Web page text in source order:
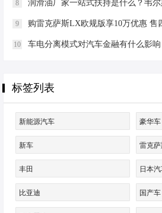
8 润滑油厂家一站式扶持是什么？韦尔
9 购雷克萨斯LX欧规版享10万优惠 售
10 车电分离模式对汽车金融有什么影响
标签列表
新能源汽车 豪华车
新车 雷克
丰田 日本
比亚迪 国产车